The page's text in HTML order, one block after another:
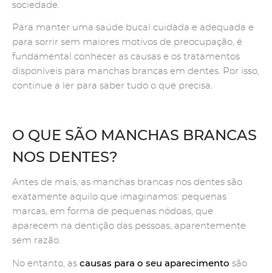
sociedade.
Para manter uma saúde bucal cuidada e adequada e
para sorrir sem maiores motivos de preocupação, é
fundamental conhecer as causas e os tratamentos
disponíveis para manchas brancas em dentes. Por isso,
continue a ler para saber tudo o que precisa.
O QUE SÃO MANCHAS BRANCAS
NOS DENTES?
Antes de mais, as manchas brancas nos dentes são
exatamente aquilo que imaginamos: pequenas
marcas, em forma de pequenas nódoas, que
aparecem na dentição das pessoas, aparentemente
sem razão.
No entanto, as causas para o seu aparecimento são